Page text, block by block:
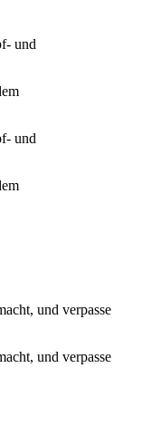
und
und
und verpasse
und verpasse